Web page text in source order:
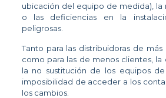
ubicación del equipo de medida), la
o las deficiencias en la
peligrosas.
Tanto para las distribuidoras de
como para las de menos clientes, la
la no sustitución de los equipos
imposibilidad de acceder a los
los cambios.